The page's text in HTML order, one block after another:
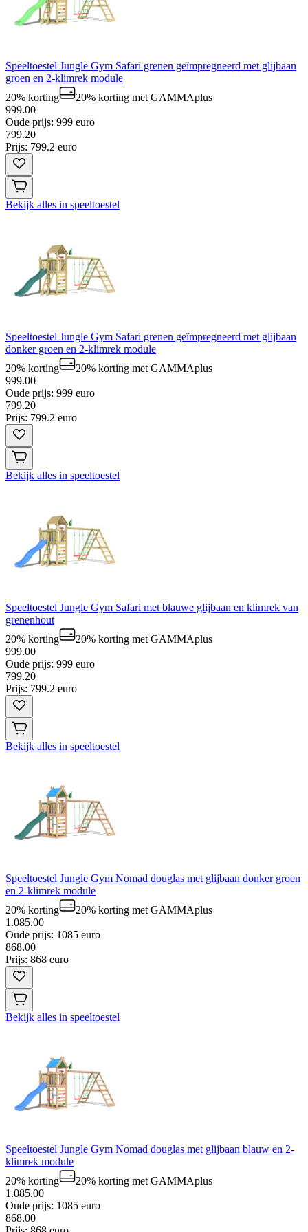
Speeltoestel Jungle Gym Safari grenen geïmpregneerd met glijbaan
groen en 2-klimrek module
20% korting
20% korting met GAMMAplus
999.00
Oude prijs: 999 euro
799.20
Prijs: 799.2 euro
Bekijk alles in speeltoestel
Speeltoestel Jungle Gym Safari grenen geïmpregneerd met glijbaan
donker groen en 2-klimrek module
20% korting
20% korting met GAMMAplus
999.00
Oude prijs: 999 euro
799.20
Prijs: 799.2 euro
Bekijk alles in speeltoestel
Speeltoestel Jungle Gym Safari met blauwe glijbaan en klimrek van
grenenhout
20% korting
20% korting met GAMMAplus
999.00
Oude prijs: 999 euro
799.20
Prijs: 799.2 euro
Bekijk alles in speeltoestel
Speeltoestel Jungle Gym Nomad douglas met glijbaan donker groen
en 2-klimrek module
20% korting
20% korting met GAMMAplus
1.085.00
Oude prijs: 1085 euro
868.00
Prijs: 868 euro
Bekijk alles in speeltoestel
Speeltoestel Jungle Gym Nomad douglas met glijbaan blauw en 2-
klimrek module
20% korting
20% korting met GAMMAplus
1.085.00
Oude prijs: 1085 euro
868.00